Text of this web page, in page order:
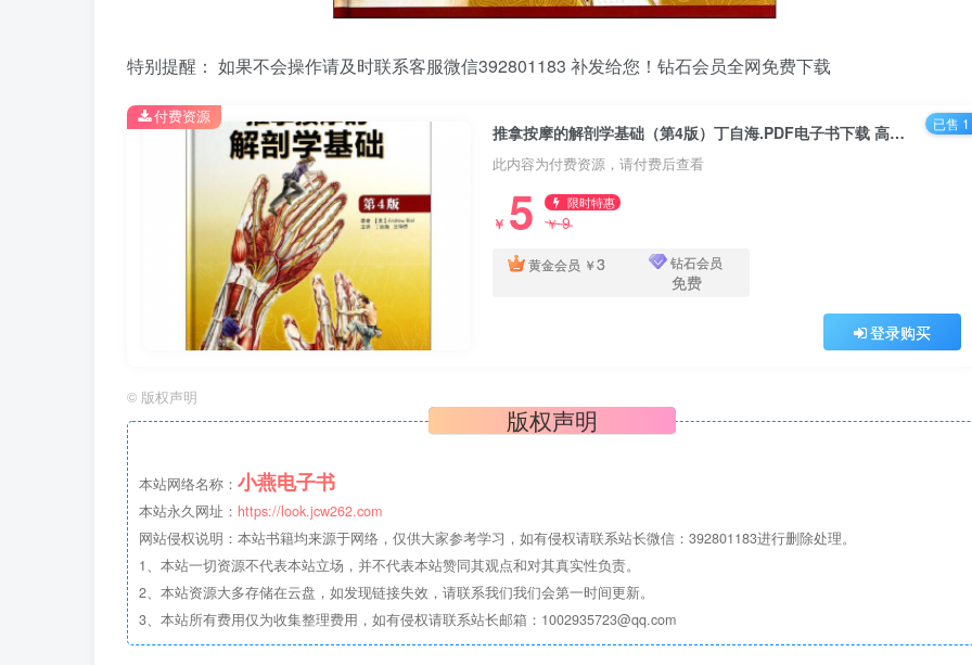
特别提醒： 如果不会操作请及时联系客服微信392801183 补发给您！钻石会员全网免费下载
推拿按摩的解剖学基础（第4版）丁自海.PDF电子书下载 高清彩图
此内容为付费资源，请付费后查看
￥ 5 限时特惠
￥9
黄金会员 ￥3 钻石会员
免费
登录购买
付费资源 已售 1
© 版权声明
版权声明
本站网络名称： 小燕电子书
本站永久网址： https://look.jcw262.com
网站侵权说明：本站书籍均来源于网络，仅供大家参考学习，如有侵权请联系站长微信：392801183进行删除处理。
1、本站一切资源不代表本站立场，并不代表本站赞同其观点和对其真实性负责。
2、本站资源大多存储在云盘，如发现链接失效，请联系我们我们会第一时间更新。
3、本站所有费用仅为收集整理费用，如有侵权请联系站长邮箱：1002935723@qq.com